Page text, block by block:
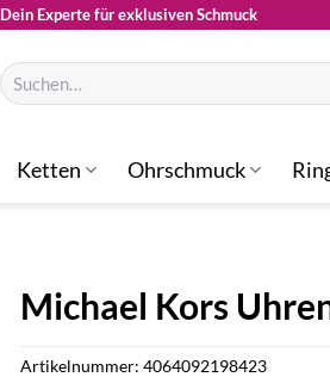
Dein Experte für exklusiven Schmuck
Suchen
nach:
Ketten Ohrschmuck
Michael Kors
Artikelnummer:4064092198423